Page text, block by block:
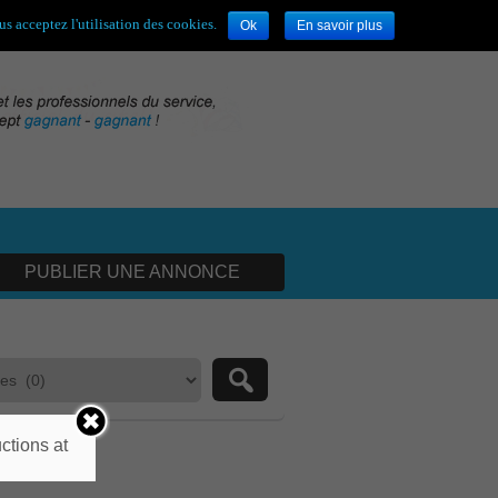
visiteur ![S'enregistrer|Connexion
PUBLIER UNE ANNONCE
acceptez l'utilisation des cookies. Ok En savoir plus
at